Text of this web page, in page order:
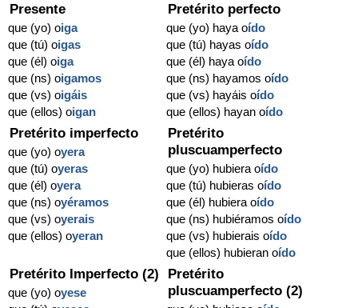
Presente
que (yo) oiga
que (tú) oigas
que (él) oiga
que (ns) oigamos
que (vs) oigáis
que (ellos) oigan
Pretérito perfecto
que (yo) haya oído
que (tú) hayas oído
que (él) haya oído
que (ns) hayamos oído
que (vs) hayáis oído
que (ellos) hayan oído
Pretérito imperfecto
que (yo) oyera
que (tú) oyeras
que (él) oyera
que (ns) oyéramos
que (vs) oyerais
que (ellos) oyeran
Pretérito
pluscuamperfecto
que (yo) hubiera oído
que (tú) hubieras oído
que (él) hubiera oído
que (ns) hubiéramos oído
que (vs) hubierais oído
que (ellos) hubieran oído
Pretérito Imperfecto (2)
que (yo) oyese
Pretérito
pluscuamperfecto (2)